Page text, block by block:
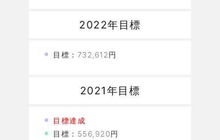
2022年目標
目標：732,612円
2021年目標
目標達成
目標：556,920円